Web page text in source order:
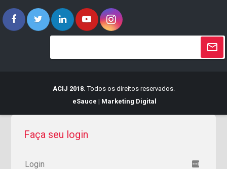
ACIJ 2018. Todos os direitos reservados.
eSauce | Marketing Digital
Faça seu login